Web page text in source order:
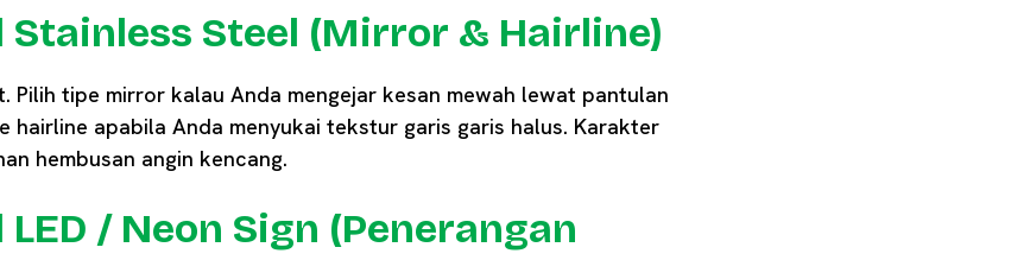
Stainless Steel (Mirror & Hairline)
Pilih tipe mirror kalau Anda mengejar kesan mewah lewat pantulan
hairline apabila Anda menyukai tekstur garis garis halus. Karakter
hembusan angin kencang.
/ Neon Sign (Penerangan